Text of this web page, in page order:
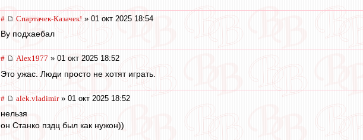
# Спартачек-Казачек! » 01 окт 2025 18:54
Ву подхаебал
# Alex1977 » 01 окт 2025 18:52
Это ужас. Люди просто не хотят играть.
# alek.vladimir» 01 окт 2025 18:52
нельзя
он Станко пздц был как нужон))